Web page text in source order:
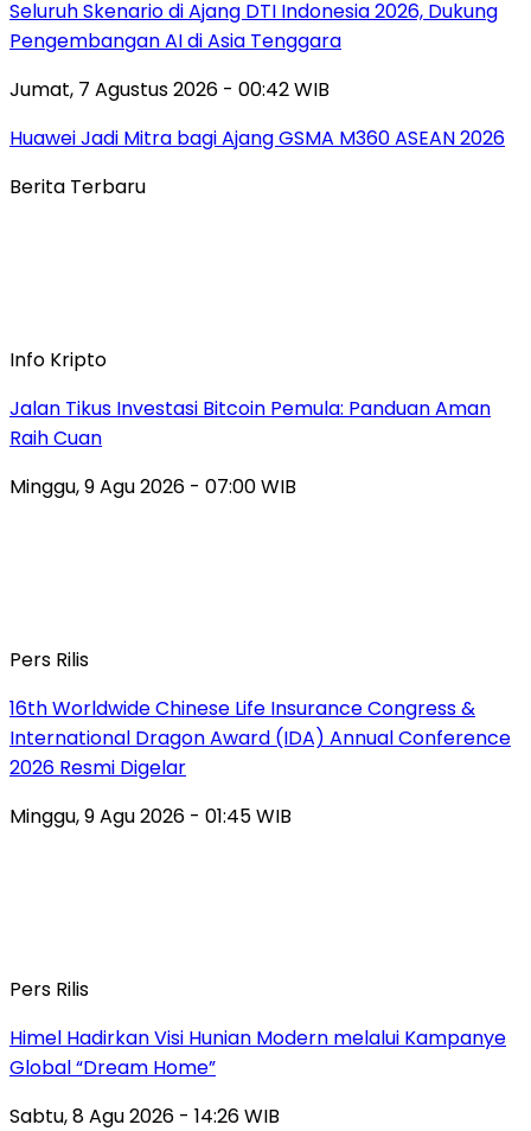
Seluruh Skenario di Ajang DTI Indonesia 2026, Dukung
Pengembangan AI di Asia Tenggara
Jumat, 7 Agustus 2026 - 00:42 WIB
Huawei Jadi Mitra bagi Ajang GSMA M360 ASEAN 2026
Berita Terbaru
Info Kripto
Jalan Tikus Investasi Bitcoin Pemula: Panduan Aman
Raih Cuan
Minggu, 9 Agu 2026 - 07:00 WIB
Pers Rilis
16th Worldwide Chinese Life Insurance Congress &
International Dragon Award (IDA) Annual Conference
2026 Resmi Digelar
Minggu, 9 Agu 2026 - 01:45 WIB
Pers Rilis
Himel Hadirkan Visi Hunian Modern melalui Kampanye
Global “Dream Home”
Sabtu, 8 Agu 2026 - 14:26 WIB